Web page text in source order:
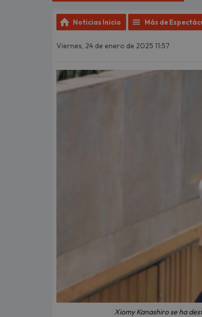
Noticias Inicio Más de
Viernes, 24 de enero de 2025 11:57
Xiomy Kanashiro se ha